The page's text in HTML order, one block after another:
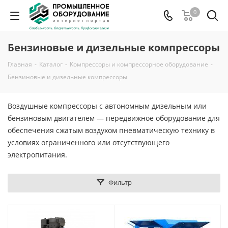
0
Бензиновые и дизельные компрессоры
Главная - Каталог - Компрессоры и компрессорное оборудование -
Бензиновые и дизельные компрессоры
Воздушные компрессоры с автономным дизельным или
бензиновым двигателем — передвижное оборудование для
обеспечения сжатым воздухом пневматическую технику в
условиях ограниченного или отсутствующего
электропитания.
Фильтр